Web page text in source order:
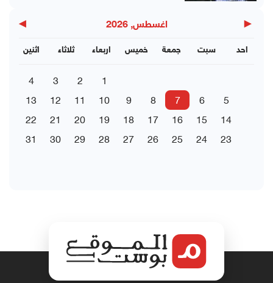
◀ اغسطس, 2026 ▶
اثنين ثلاثاء اربعاء خميس جمعة سبت احد
1
2
3
4
5
6
7
8
9
10
11
12
13
14
15
16
17
18
19
20
21
22
23
24
25
26
27
28
29
30
31